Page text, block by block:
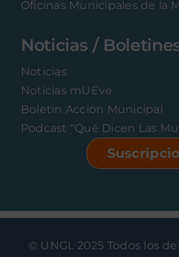
Oficinas Municipales de la
Noticias /
Noticias
Noticias mUEve
Boletin Accion Municipal
Podcast “Qué Dicen Las
© UNGL 2025 Todos los